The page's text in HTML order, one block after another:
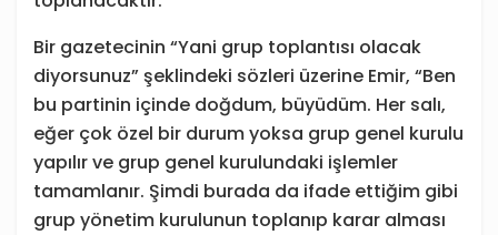
Bir gazetecinin “Yani grup toplantısı olacak
diyorsunuz” şeklindeki sözleri üzerine Emir, “Ben
bu partinin içinde doğdum, büyüdüm. Her salı,
eğer çok özel bir durum yoksa grup genel kurulu
yapılır ve grup genel kurulundaki işlemler
tamamlanır. Şimdi burada da ifade ettiğim gibi
grup yönetim kurulunun toplanıp karar alması